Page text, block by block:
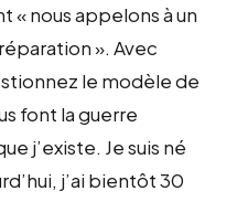
« nous appelons à un
». Avec
le modèle de
font la guerre
j’existe. Je suis né
j’ai bientôt 30